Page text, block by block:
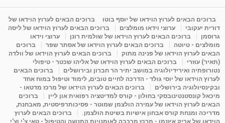
09:12
מדיטציה בדמיון מודרך - היכרות עם האני הפנימי
מאת admin 11 שנים 3,648 צפיות
פנינה מתוק - מרכז "נתיב הלב" בהרצליה-
מדיטציה-התחדשות
Shahar-vod
ברוכים הבאים לערוץ הוידאו של יוסף בוטו
ברוכים הבאים לערוץ הוידאו של
דורית יעקובי
ערוצי וידאו מומלצים
ברוכים הבאים לערוץ הוידאו של ליסה
גרוסמן
ברוכים הבאים לערוץ הוידאו של שולמית רונן
ערוצי וידאו
מומלצים - טיוטה
ברוכים הבאים לערוץ הוידאו של אסתר שפר
ברוכים
הבאים לערוץ הוידאו של פנינה מתוק
ברוכים הבאים לערוץ הוידאו של וולדה
(תאיר) עוזרי
ברוכים הבאים לערוץ הוידאו של אליהו שכטר - טיפולי
נטורופתיה ואירידיולוגיה במושב יתיר הר חברון ובירושלים
ברוכים הבאים
לערוץ הוידאו של יוסי גולד - הדרכה לחיים טובים, לימוד וטיפול במוח אחד
ובקינסיולוגיה בירושלים
ברוכים הבאים לערוץ הוידאו של מרכז מדטאו -
מיכאל קונסטנטינובסקי בחולון - קורס למדיטציה רפואית און ליין
ברוכים
הבאים לערוץ הוידאו של עמירה הולצמן שמוטר - פסיכותרפיסטית, מאבחנת,
מדריכה ומנחת קורס אבחון אישיות בשיטת הולצמן.
ברוכים הבאים לערוץ
הוידאו של אריק איזנמן - מרכז מרכבה לאומנויות התנועה והטיפול - טאי צ'י וצ'י